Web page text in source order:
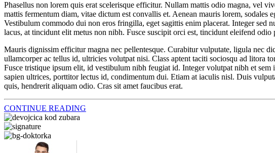
Phasellus non lorem quis erat scelerisque efficitur. Nullam mattis odio magna, vel
mattis fermentum diam, vitae dictum est convallis et. Aenean mauris lorem,
Vestibulum commodo dui non eros fringilla, eget sagittis enim placerat. Integer
lacus, at tincidunt elit metus non nibh. Fusce suscipit orci est, tincidunt eleifend
Mauris dignissim efficitur magna nec pellentesque. Curabitur vulputate, ligula nec
ullamcorper ac tellus id, ultricies volutpat nisi. Class aptent taciti sociosqu ad litora
Fusce tristique ipsum elit, id vestibulum nibh feugiat id. Integer volutpat nibh et
sapien ultrices, porttitor lectus id, condimentum dui. Etiam at iaculis nisl. Duis
quis, hendrerit aliquam odio. Cras sit amet faucibus erat.
CONTINUE READING